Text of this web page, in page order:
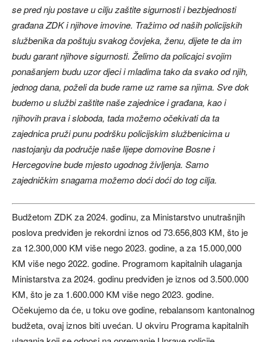
se pred nju postave u cilju zaštite sigurnosti i bezbjednosti
građana ZDK i njihove imovine. Tražimo od naših policijskih
službenika da poštuju svakog čovjeka, ženu, dijete te da im
budu garant njihove sigurnosti. Želimo da policajci svojim
ponašanjem budu uzor djeci i mladima tako da svako od njih,
jednog dana, poželi da bude rame uz rame sa njima. Sve dok
budemo u službi zaštite naše zajednice i građana, kao i
njihovih prava i sloboda, tada možemo očekivati da ta
zajednica pruži punu podršku policijskim službenicima u
nastojanju da područje naše lijepe domovine Bosne i
Hercegovine bude mjesto ugodnog življenja. Samo
zajedničkim snagama možemo doći doći do tog cilja.
Budžetom ZDK za 2024. godinu, za Ministarstvo unutrašnjih
poslova predviđen je rekordni iznos od 73.656,803 KM, što je
za 12.300,000 KM više nego 2023. godine, a za 15.000,000
KM više nego 2022. godine. Programom kapitalnih ulaganja
Ministarstva za 2024. godinu predviđen je iznos od 3.500.000
KM, što je za 1.600.000 KM više nego 2023. godine.
Očekujemo da će, u toku ove godine, rebalansom kantonalnog
budžeta, ovaj iznos biti uvećan. U okviru Programa kapitalnih